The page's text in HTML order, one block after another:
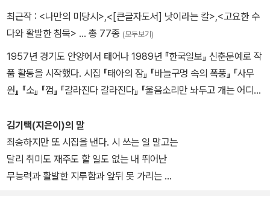
자신이 개임을 결코 의심한 적 없는 것 같은 눈을 가진 개
〔……〕
개 안에서 나오지 못하는 개와
내 안에서 나올 수 없는 내가
도대체 무엇을 알아보았다는 것인지 꼬리 치거나 웃으며
가만히 앉아 숨쉬기
〔……〕
그냥 있기만 하기 _「오늘의 할 일」 부분
최근작 : <나만의 미당시>,<[큰글자도서] 낫이라는 칼>,<고요한 수
다와 활발한 침묵> … 총 77종 (모두보기)
1957년 경기도 안양에서 태어나 1989년 『한국일보』 신춘문예로 작
품 활동을 시작했다. 시집 『태아의 잠』 『바늘구멍 속의 폭풍』 『사무
원』 『소』 『껌』 『갈라진다 갈라진다』 『울음소리만 놔두고 개는 어디로
상 등을 수상했다.
김기택(지은이)의 말
죄송하지만 또 시집을 낸다. 시 쓰는 일 말고는
달리 취미도 재주도 할 일도 없는 내 뛰어난
무능력과 활발한 지루함과 앞뒤 못 가리는